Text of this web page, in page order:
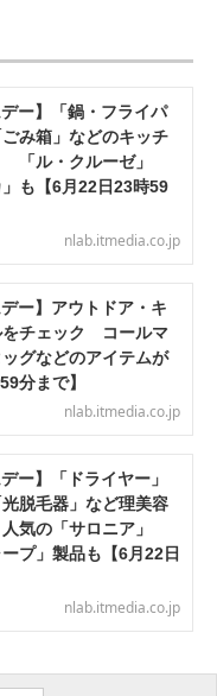
ー】「鍋・フライパ
み箱」などのキッチ
「ル・クルーゼ」
」も【6月22日23時59
nlab.itmedia.co.jp
ー】アウトドア・キ
をチェック コールマ
グなどのアイテムが
分まで】
nlab.itmedia.co.jp
ー】「ドライヤー」
光脱毛器」など理美容
気の「サロニア」
ープ」製品も【6月22日
nlab.itmedia.co.jp